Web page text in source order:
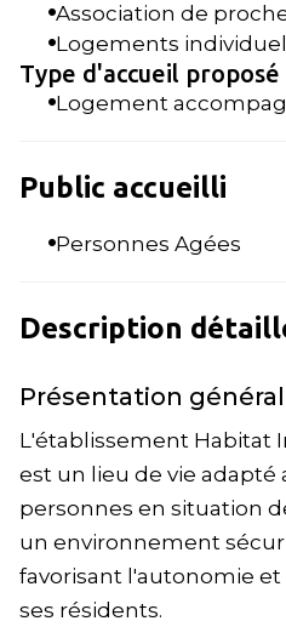
Association de
Logements
Type d'accueil proposé
Logement
Public accueilli
Personnes Agées
Description
Présentation
L'établissement Habitat
est un lieu de vie adapté
personnes en situation
un environnement
favorisant l'autonomie
ses résidents.